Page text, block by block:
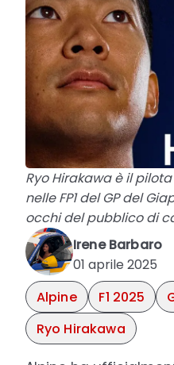
Ryo Hirakawa è il
nelle FP1 del GP del
occhi del pubblico di
Irene Barbaro
01 aprile 2025
Alpine
F1 2025
Ryo Hirakawa